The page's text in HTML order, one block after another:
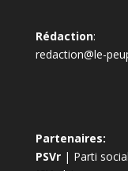
Rédaction:
redaction@le-
Partenaires:
PSVr| Parti